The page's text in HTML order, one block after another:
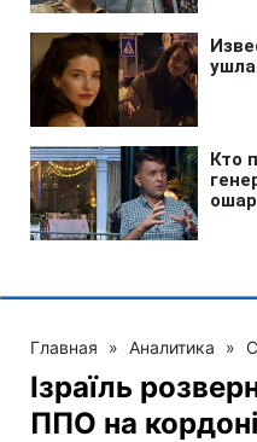
Главная » Аналитика »
Ізраїль
ППО на